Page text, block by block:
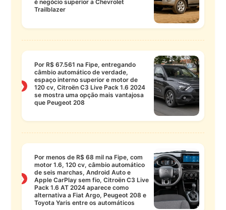
é negócio superior a Chevrolet
Trailblazer
❯
Por R$ 67.561 na Fipe, entregando
câmbio automático de verdade,
espaço interno superior e motor de
120 cv, Citroën C3 Live Pack 1.6 2024
se mostra uma opção mais vantajosa
que Peugeot 208
❯
Por menos de R$ 68 mil na Fipe, com
motor 1.6, 120 cv, câmbio automático
de seis marchas, Android Auto e
Apple CarPlay sem fio, Citroën C3 Live
Pack 1.6 AT 2024 aparece como
alternativa a Fiat Argo, Peugeot 208 e
Toyota Yaris entre os automáticos